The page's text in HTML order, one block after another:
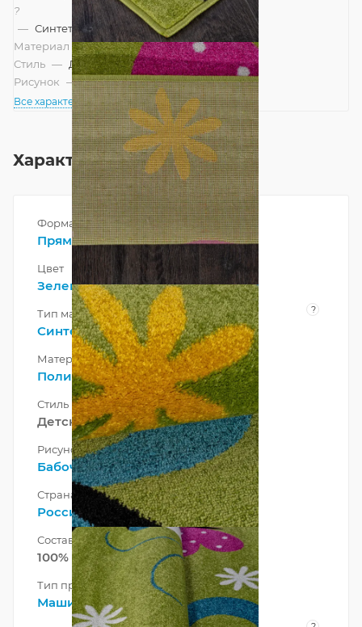
?
— Синтетический
Материал — Полипропилен
Стиль — Детский
Рисунок — Бабочки, Детский
Все характеристики
Характеристики
Форма
Прямоугольник
Цвет
Зеленый,Фисташковый
Тип материала ?
Синтетический
Материал
Полипропилен
Стиль
Детский
Рисунок
Бабочки, Детский
Страна
Россия
Состав ворса
100% Полипропилен
Тип производства
Машинный